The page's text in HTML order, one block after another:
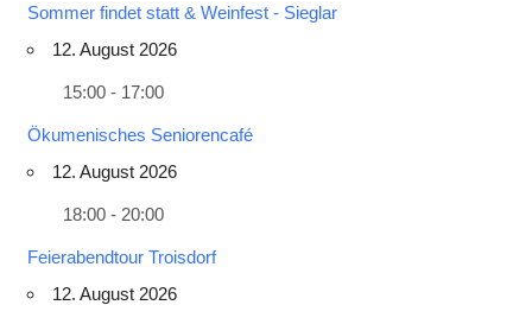
Sommer findet statt & Weinfest - Sieglar
12. August 2026
15:00 - 17:00
Ökumenisches Seniorencafé
12. August 2026
18:00 - 20:00
Feierabendtour Troisdorf
12. August 2026